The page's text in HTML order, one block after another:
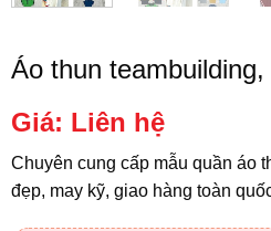
Áo thun
Giá: Liên hệ
Chuyên cung cấp mẫu quần áo
đẹp, may kỹ, giao hàng toàn